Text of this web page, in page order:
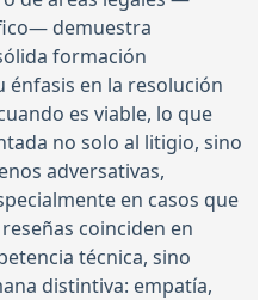
demuestra
formación
énfasis en la resolución
es viable, lo que
no solo al litigio, sino
adversativas,
en casos que
coinciden en
técnica, sino
distintiva: empatía,